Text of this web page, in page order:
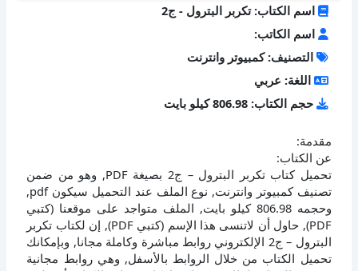
اسم الكتاب: تكربر البترول - ج2
اسم الكاتب:
التصنيف: كمبيوتر وانترنت
اللغة: عربي
حجم الكتاب: 806.98 كيلو بايت
مقدمة:
عن الكتاب:
تحميل كتاب تكربر البترول – ج2 بصيغة PDF, وهو من ضمن
تصنيف كمبيوتر وانترنت, نوع الملف عند التحميل سيكون pdf,
وحجمه 806.98 كيلو بايت, الملف متواجد على موقعنا (كتبي
PDF), حاول أن لاتنسى هذا الإسم (كتبي PDF), إن لكتاب تكربر
البترول – ج2 الإلكتروني روابط مباشرة وكاملة مجانا, وبإمكانك
تحميل الكتاب من خلال الروابط بالأسفل, وهي روابط مجانية